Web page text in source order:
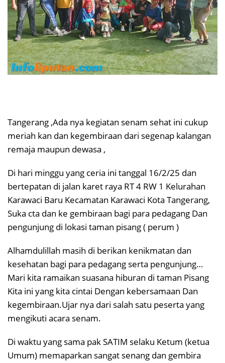
Tangerang ,Ada nya kegiatan senam sehat ini cukup
meriah kan dan kegembiraan dari segenap kalangan
remaja maupun dewasa ,
Di hari minggu yang ceria ini tanggal 16/2/25 dan
bertepatan di jalan karet raya RT 4 RW 1 Kelurahan
Karawaci Baru Kecamatan Karawaci Kota Tangerang,
Suka cta dan ke gembiraan bagi para pedagang Dan
pengunjung di lokasi taman pisang ( perum )
Alhamdulillah masih di berikan kenikmatan dan
kesehatan bagi para pedagang serta pengunjung…
Mari kita ramaikan suasana hiburan di taman Pisang
Kita ini yang kita cintai Dengan kebersamaan Dan
kegembiraan.Ujar nya dari salah satu peserta yang
mengikuti acara senam.
Di waktu yang sama pak SATIM selaku Ketum (ketua
Umum) memaparkan sangat senang dan gembira